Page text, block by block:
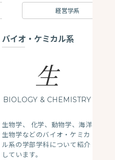
経営学系
バイオ・ケミカル系
生
BIOLOGY & CHEMISTRY
生物学、 化学、動物学、海洋
生物学などのバイオ・ケミカ
ル系の学部学科について紹介
しています。